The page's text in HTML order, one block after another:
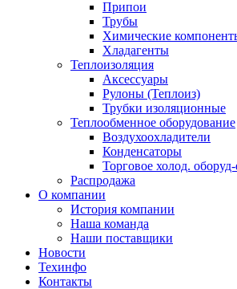
Припои
Трубы
Химические
Хладагенты
Теплоизоляция
Аксессуары
Рулоны (Теплоиз)
Трубки изоляционные
Теплообменное оборудование
Воздухоохладители
Конденсаторы
Торговое холод. оборуд-
Распродажа
О компании
История компании
Наша команда
Наши поставщики
Новости
Техинфо
Контакты